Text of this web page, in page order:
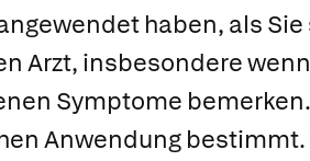
haben, als
Arzt, insbesondere
Symptome bemerken.
Anwendung